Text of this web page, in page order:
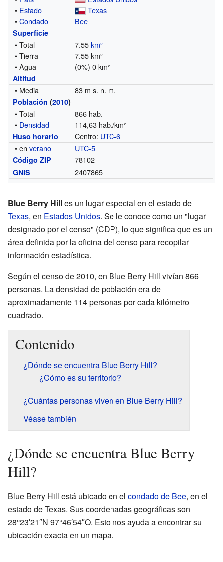
• Estado
Texas
•Condado Bee
Superficie
• Total 7.55km²
• Tierra
7.55 km²
• Agua
(0%) 0 km²
Altitud
• Media 83 m s. n. m.
Población (2010)
• Total
866 hab.
• Densidad 114,63 hab./km²
Huso horario Centro: UTC-6
• enverano UTC-5
Código ZIP 78102
GNIS 2407865
Blue Berry Hilles un lugar especial en el estado de
Texas, en Estados Unidos. Se le conoce como un "lugar
designado por el censo" (CDP), lo que significa que es un
área definida por la oficina del censo para recopilar
información estadística.
Según el censo de 2010, en Blue Berry Hill vivían 866
personas. La densidad de población era de
aproximadamente 114 personas por cada kilómetro
cuadrado.
Contenido
¿Dónde se encuentra Blue Berry Hill?
¿Cómo es su territorio?
¿Cuántas personas viven en Blue Berry Hill?
Véase también
¿Dónde se encuentra Blue Berry
Hill?
Blue Berry Hill está ubicado en el condado de Bee, en el
estado de Texas. Sus coordenadas geográficas son
28°23′21″N 97°46′54″O. Esto nos ayuda a encontrar su
ubicación exacta en un mapa.